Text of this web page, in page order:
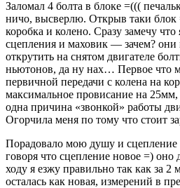
Заломал 4 болта в блоке =(((
ничо, высверлю. Открыв таки блок
коробка и колено. Сразу замечу
сцепления и маховик — зачем?
открутить на снятом двигателе
ньютонов, да ну нах… Первое что
первичной передачи с колена на
максимальное провисание на
одна причина «звонкой» работы
Огорчила меня по тому что стоит
Порадовало мою душу и сцепление
говоря что сцепление новое =) оно
ходу я езжу правильно так как за 2
осталась как новая, измерений в